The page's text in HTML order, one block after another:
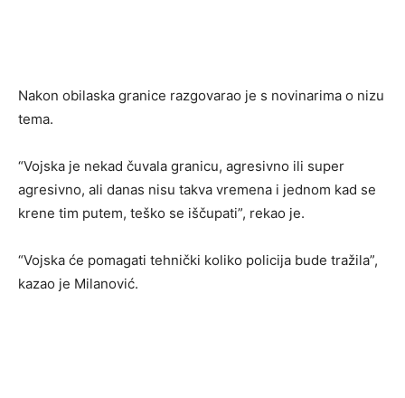
Nakon obilaska granice razgovarao je s novinarima o nizu
tema.
“Vojska je nekad čuvala granicu, agresivno ili super
agresivno, ali danas nisu takva vremena i jednom kad se
krene tim putem, teško se iščupati”, rekao je.
“Vojska će pomagati tehnički koliko policija bude tražila”,
kazao je Milanović.